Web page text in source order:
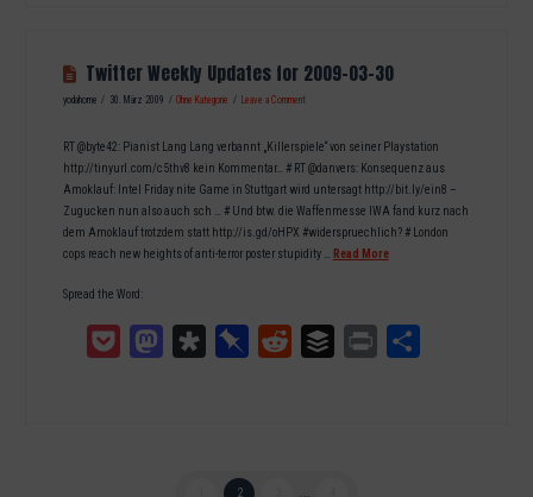
Twitter Weekly Updates for 2009-03-30
yodahome 30. März 2009 Ohne Kategorie Leave a Comment
RT @byte42: Pianist Lang Lang verbannt „Killerspiele“ von seiner Playstation
http://tinyurl.com/c5thv8 kein Kommentar… # RT @danvers: Konsequenz aus
Amoklauf: Intel Friday nite Game in Stuttgart wird untersagt http://bit.ly/ein8 –
Zugucken nun also auch sch … # Und btw. die Waffenmesse IWA fand kurz nach
dem Amoklauf trotzdem statt http://is.gd/oHPX #widerspruechlich? # London
cops reach new heights of anti-terror poster stupidity … Read More
Spread the Word:
Pocket MastodonDiasporaPinboardReddit Buffer Print
2 ...